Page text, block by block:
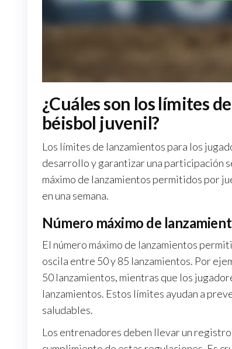
¿Cuáles son los límites
béisbol juvenil?
Los límites de lanzamientos para los
desarrollo y garantizar una participación
máximo de lanzamientos permitidos por
en una semana.
Número máximo de
El número máximo de lanzamientos
oscila entre 50 y 85 lanzamientos. Por
50 lanzamientos, mientras que los
lanzamientos. Estos límites ayudan a
saludables.
Los entrenadores deben llevar un